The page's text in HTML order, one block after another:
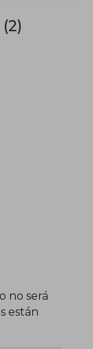
no será
están